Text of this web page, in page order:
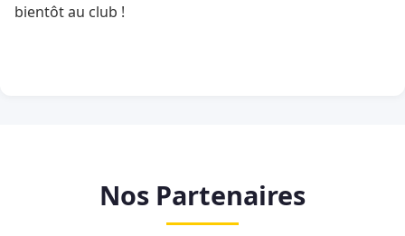
bientôt au club !
Nos Partenaires